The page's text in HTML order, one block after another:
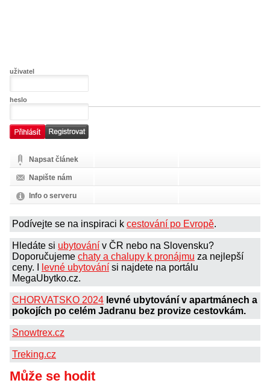
uživatel
heslo
Napsat článek
Napište nám
Info o serveru
Podívejte se na inspiraci k cestování po Evropě.
Hledáte si ubytování v ČR nebo na Slovensku?
Doporučujeme chaty a chalupy k pronájmu za nejlepší
ceny. I
levné ubytování si najdete na portálu
MegaUbytko.cz.
CHORVATSKO 2024 levné ubytování v apartmánech a
pokojích po celém Jadranu bez provize cestovkám.
Snowtrex.cz
Treking.cz
Může se hodit